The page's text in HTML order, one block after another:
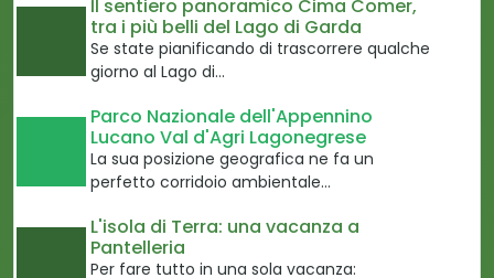
Il sentiero panoramico Cima Comer,
tra i più belli del Lago di Garda
Se state pianificando di trascorrere qualche
giorno al Lago di…
Parco Nazionale dell'Appennino
Lucano Val d'Agri Lagonegrese
La sua posizione geografica ne fa un
perfetto corridoio ambientale…
L'isola di Terra: una vacanza a
Pantelleria
Per fare tutto in una sola vacanza: